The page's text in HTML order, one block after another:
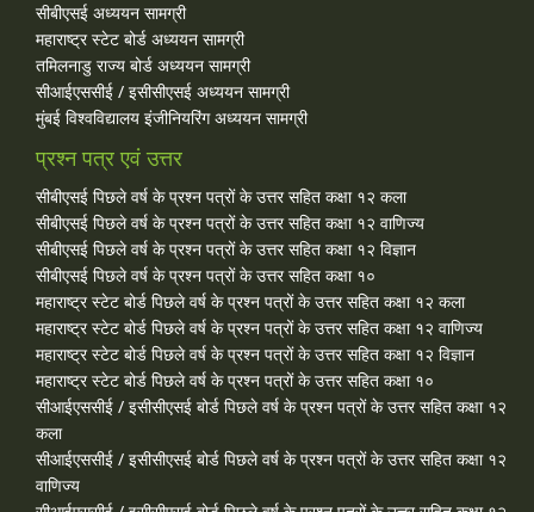
सीबीएसई अध्ययन सामग्री
महाराष्ट्र स्टेट बोर्ड अध्ययन सामग्री
तमिलनाडु राज्य बोर्ड अध्ययन सामग्री
सीआईएससीई / इसीसीएसई अध्ययन सामग्री
मुंबई विश्वविद्यालय इंजीनियरिंग अध्ययन सामग्री
प्रश्न पत्र एवं उत्तर
सीबीएसई पिछले वर्ष के प्रश्न पत्रों के उत्तर सहित कक्षा १२ कला
सीबीएसई पिछले वर्ष के प्रश्न पत्रों के उत्तर सहित कक्षा १२ वाणिज्य
सीबीएसई पिछले वर्ष के प्रश्न पत्रों के उत्तर सहित कक्षा १२ विज्ञान
सीबीएसई पिछले वर्ष के प्रश्न पत्रों के उत्तर सहित कक्षा १०
महाराष्ट्र स्टेट बोर्ड पिछले वर्ष के प्रश्न पत्रों के उत्तर सहित कक्षा १२ कला
महाराष्ट्र स्टेट बोर्ड पिछले वर्ष के प्रश्न पत्रों के उत्तर सहित कक्षा १२ वाणिज्य
महाराष्ट्र स्टेट बोर्ड पिछले वर्ष के प्रश्न पत्रों के उत्तर सहित कक्षा १२ विज्ञान
महाराष्ट्र स्टेट बोर्ड पिछले वर्ष के प्रश्न पत्रों के उत्तर सहित कक्षा १०
सीआईएससीई / इसीसीएसई बोर्ड पिछले वर्ष के प्रश्न पत्रों के उत्तर सहित कक्षा १२
कला
सीआईएससीई / इसीसीएसई बोर्ड पिछले वर्ष के प्रश्न पत्रों के उत्तर सहित कक्षा १२
वाणिज्य